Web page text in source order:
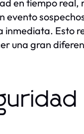
en tiempo real,
evento
Esto
una gran